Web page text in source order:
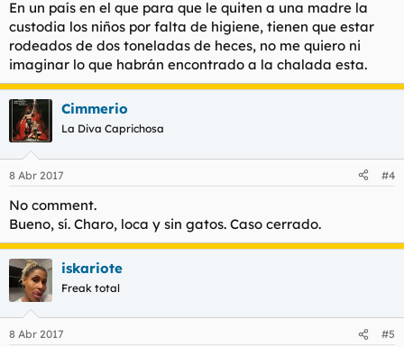
En un país en el que para que le quiten a una madre la
custodia los niños por falta de higiene, tienen que estar
rodeados de dos toneladas de heces, no me quiero ni
imaginar lo que habrán encontrado a la chalada esta.
Cimmerio
La Diva Caprichosa
8 Abr 2017 #4
No comment.
Bueno, sí. Charo, loca y sin gatos. Caso cerrado.
iskariote
Freak total
8 Abr 2017 #5